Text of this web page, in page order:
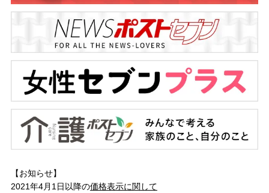
【お知らせ】
2021年4月1日以降の価格表示に関して